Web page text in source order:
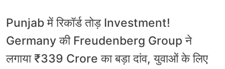
Punjab में रिकॉर्ड तोड़ Investment!
Germany की Freudenberg Group ने
लगाया ₹339 Crore का बड़ा दांव, युवाओं के लिए